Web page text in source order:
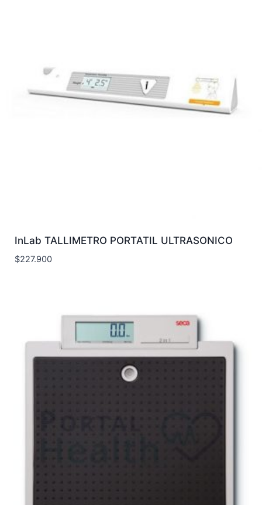
InLab TALLIMETRO PORTATIL ULTRASONICO
$227.900